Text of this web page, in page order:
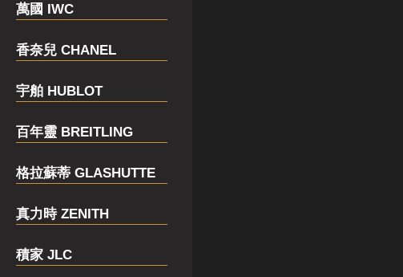
萬國 IWC
香奈兒 CHANEL
宇舶 HUBLOT
百年靈 BREITLING
格拉蘇蒂 GLASHUTTE
真力時 ZENITH
積家 JLC